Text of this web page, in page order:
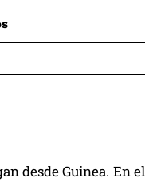
desde Guinea. En el